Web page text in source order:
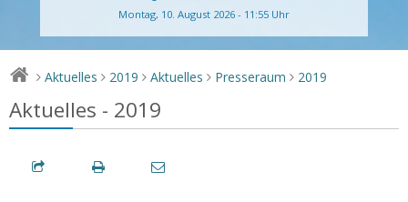
Montag, 10. August 2026 - 11:55 Uhr
> Aktuelles > 2019 > Aktuelles > Presseraum > 2019
Aktuelles - 2019